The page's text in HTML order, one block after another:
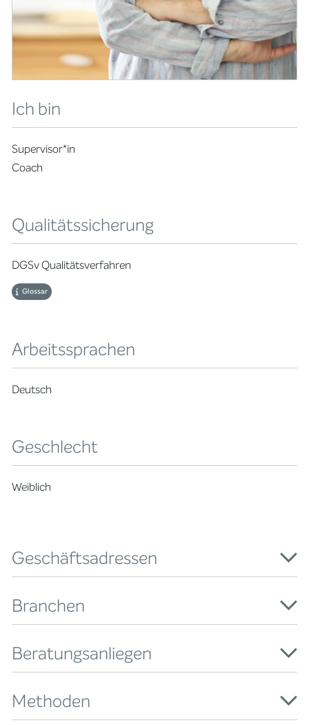
Ich bin
Supervisor*in
Coach
Qualitätssicherung
DGSv Qualitätsverfahren
Glossar
Arbeitssprachen
Deutsch
Geschlecht
Weiblich
Geschäftsadressen
Branchen
Beratungsanliegen
Methoden